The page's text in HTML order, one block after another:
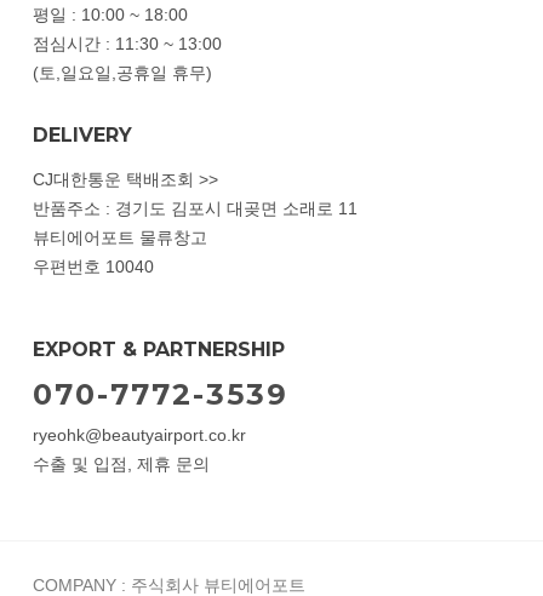
평일 : 10:00 ~ 18:00
점심시간 : 11:30 ~ 13:00
(토,일요일,공휴일 휴무)
DELIVERY
CJ대한통운 택배조회 >>
반품주소 : 경기도 김포시 대곶면 소래로 11
뷰티에어포트 물류창고
우편번호 10040
EXPORT & PARTNERSHIP
070-7772-3539
ryeohk@beautyairport.co.kr
수출 및 입점, 제휴 문의
COMPANY : 주식회사 뷰티에어포트